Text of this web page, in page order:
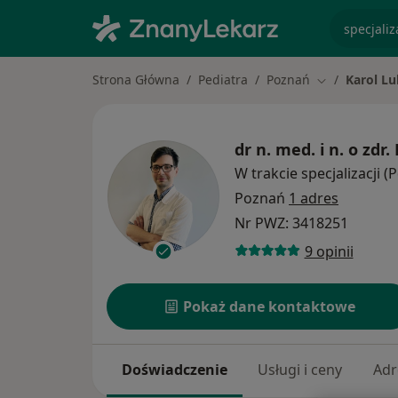
Strona Główna Pediatra Poznań Zmień miasto
Karol
dr n. med. i n. o zdr.
W trakcie specjalizacji
Poznań 1 adres
Nr PWZ: 3418251
9 opinii
Pokaż dane kontaktowe
Doświadczenie Usługi i ceny